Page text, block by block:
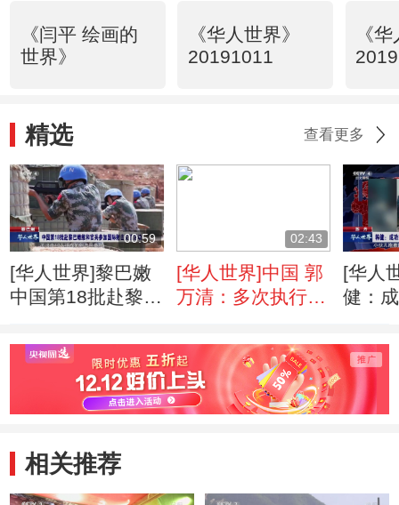
《闫平 绘画的
世界》
《华人世界》
20191011
《
精选 查看更多
00:59
[华人世界]黎巴嫩
中国第18批赴黎巴
际射击交流活动
02:43
[华人世界]中国 郭
万清：多次执行海
将同胞平安接回
[华人
健：
补当
相关推荐